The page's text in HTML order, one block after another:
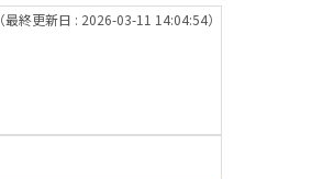
（最終更新日 : 2026-03-11 14:04:54）